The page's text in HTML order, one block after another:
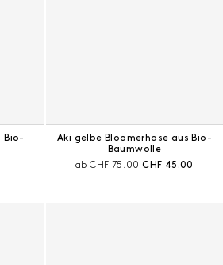
Bio-
Aki gelbe Bloomerhose aus Bio-
Baumwolle
abPreis vor Rabatt:
CHF 75.00 Aktueller Preis:
CHF 45.00